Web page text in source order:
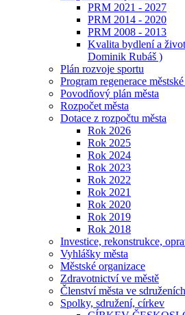
PRM 2021 - 2027
PRM 2014 - 2020
PRM 2008 - 2013
Kvalita bydlení a
Dominik Rubáš )
Plán rozvoje sportu
Program regenerace
Povodňový plán města
Rozpočet města
Dotace z rozpočtu města
Rok 2026
Rok 2025
Rok 2024
Rok 2023
Rok 2022
Rok 2021
Rok 2020
Rok 2019
Rok 2018
Investice, rekonstrukce,
Vyhlášky města
Městské organizace
Zdravotnictví ve městě
Členství města ve sdruženích
Spolky, sdružení, církev